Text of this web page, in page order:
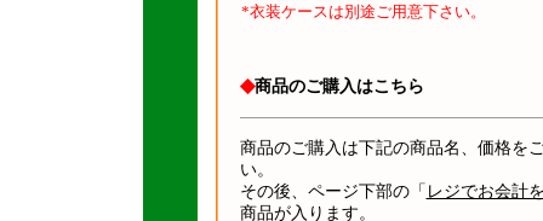
*衣装ケースは別途ご用意下さい。
◆商品のご購入はこちら
商品のご購入は下記の商品名、価格を
い。
その後、ページ下部の「 レジでお会計
商品が入ります。